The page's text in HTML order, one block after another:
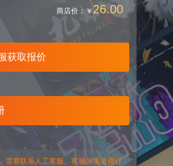
商店价： ￥26.00
获取报价
需要联系人工客服。客服与渠道商订